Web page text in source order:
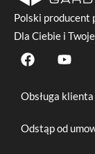
Polski producent
Dla Ciebie i
F
a
e
o
o
Y
o
t
b
e
Obsługa klienta
Odstąp od